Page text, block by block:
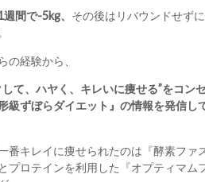
間で-5kg、 その後はリバウンドせず
の経験から、
して、ハヤく、キレいに痩せる”をコン
形級ずぼらダイエット』の情報を発信し
番キレイに痩せられたのは『酵素ファ
プロテインを利用した『オプティマム